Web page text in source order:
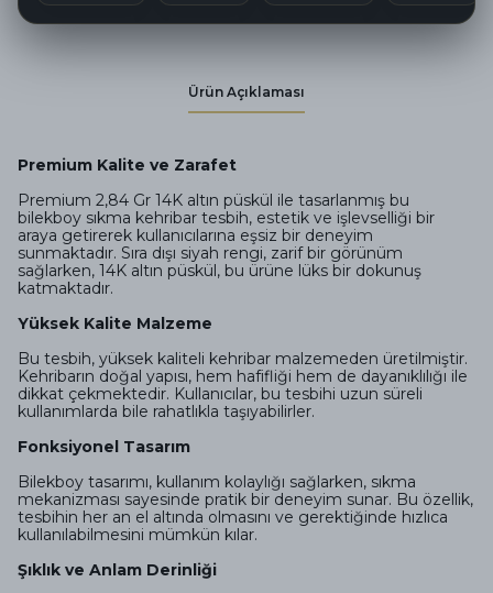
Ürün Açıklaması
Premium Kalite ve Zarafet
Premium 2,84 Gr 14K altın püskül ile tasarlanmış bu
bilekboy sıkma kehribar tesbih, estetik ve işlevselliği bir
araya getirerek kullanıcılarına eşsiz bir deneyim
sunmaktadır. Sıra dışı siyah rengi, zarif bir görünüm
sağlarken, 14K altın püskül, bu ürüne lüks bir dokunuş
katmaktadır.
Yüksek Kalite Malzeme
Bu tesbih, yüksek kaliteli kehribar malzemeden üretilmiştir.
Kehribarın doğal yapısı, hem hafifliği hem de dayanıklılığı ile
dikkat çekmektedir. Kullanıcılar, bu tesbihi uzun süreli
kullanımlarda bile rahatlıkla taşıyabilirler.
Fonksiyonel Tasarım
Bilekboy tasarımı, kullanım kolaylığı sağlarken, sıkma
mekanizması sayesinde pratik bir deneyim sunar. Bu özellik,
tesbihin her an el altında olmasını ve gerektiğinde hızlıca
kullanılabilmesini mümkün kılar.
Şıklık ve Anlam Derinliği